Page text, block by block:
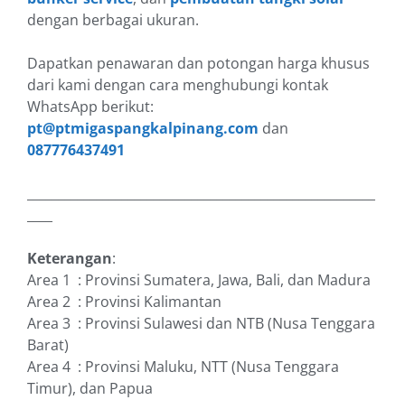
dengan berbagai ukuran.
Dapatkan penawaran dan potongan harga khusus
dari kami dengan cara menghubungi kontak
WhatsApp berikut:
pt@ptmigaspangkalpinang.com dan
087776437491
Keterangan:
Area 1 : Provinsi Sumatera, Jawa, Bali, dan Madura
Area 2 : Provinsi Kalimantan
Area 3 : Provinsi Sulawesi dan NTB (Nusa Tenggara
Barat)
Area 4 : Provinsi Maluku, NTT (Nusa Tenggara
Timur), dan Papua